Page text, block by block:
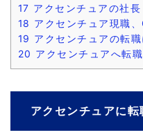
17 アクセンチュアの社長
18 アクセンチュア現職
19 アクセンチュアの転
20 アクセンチュアへ転
アクセンチュアに